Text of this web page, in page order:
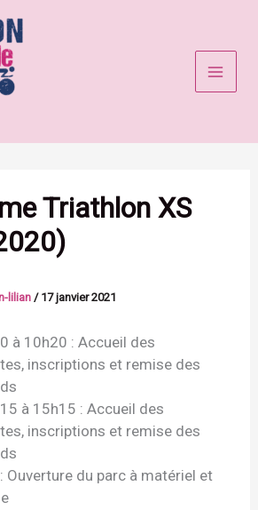
Triathlon XS
lilian/ 17 janvier 2021
à 10h20 : Accueil des
inscriptions et remise des
à 15h15 : Accueil des
inscriptions et remise des
Ouverture du parc à matériel et